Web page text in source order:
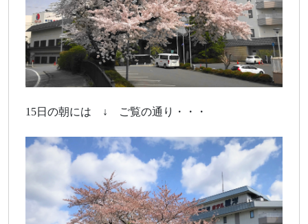
15日の朝には ↓ ご覧の通り・・・